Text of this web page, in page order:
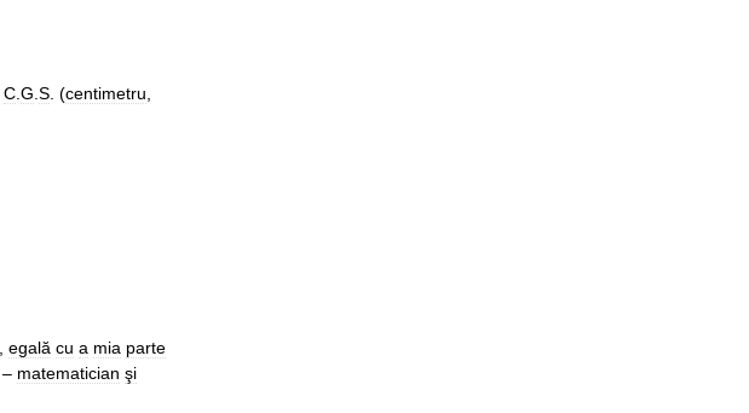
C G S . (centimetru
egală cu a mia parte
– matematician şi